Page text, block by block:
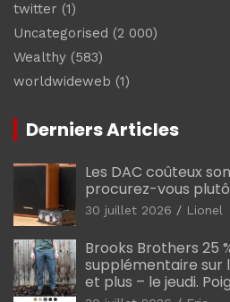
twitter (1)
Uncategorised (2 000)
Wealthy (583)
worldwideweb (1)
Derniers Articles
Les DAC coûteux
procurez-vous
30 juillet 2026 Lionel
Brooks Brothers 25
supplémentaire sur
et plus – le jeudi.